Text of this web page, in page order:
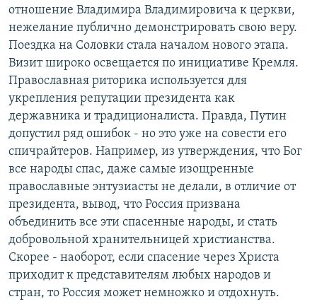
отношение Владимира Владимировича к церкви,
нежелание публично демонстрировать свою веру.
Поездка на Соловки стала началом нового этапа.
Визит широко освещается по инициативе Кремля.
Православная риторика используется для
укрепления репутации президента как
державника и традиционалиста. Правда, Путин
допустил ряд ошибок - но это уже на совести его
спичрайтеров. Например, из утверждения, что Бог
все народы спас, даже самые изощренные
православные энтузиасты не делали, в отличие от
президента, вывод, что Россия призвана
объединить все эти спасенные народы, и стать
добровольной хранительницей христианства.
Скорее - наоборот, если спасение через Христа
приходит к представителям любых народов и
стран, то Россия может немножко и отдохнуть.